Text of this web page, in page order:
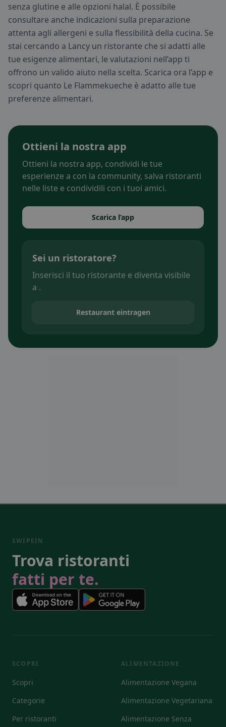
senza glutine e alle opzioni halal. È possibile
consultare anche indicazioni sulla preparazione
attenta agli allergeni e sulla flessibilità della cucina. Se
stai cercando a Lancy un ristorante che si adatti alle
tue esigenze alimentari, le valutazioni nell’app ti
offrono un valido aiuto nella scelta. Scarica ora l’app e
scopri quanto Le Flammekueche è adatto alle tue
preferenze alimentari.
Ottieni la nostra app
Ottieni la nostra app, condividi le tue
esperienze a con la community, salva ristoranti
nelle liste e condividili con i tuoi amici.
Scarica l’app
Sei un ristoratore?
Inserisci il tuo ristorante e diventa visibile
a .
Restaurant eintragen
SWIPEIN
Trova ristoranti
fatti per te.
SCOPRI
Scopri
Categorie
Per ristoranti
ALIMENTAZIONE
Alimentazione Vegana
Alimentazione Vegetariana
Alimentazione Senza